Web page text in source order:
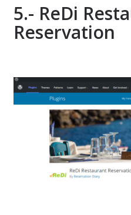
5.- ReDi
Reservation